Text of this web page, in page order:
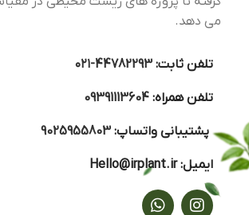
می دهد.
تلفن ثابت:44782293-۰۲۱
تلفن همراه:09391113604
پشتیبانی واتساپ:9025955803
ایمیل:Hello@irplant.ir